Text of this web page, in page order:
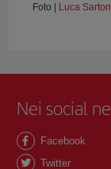
Foto | Luca
Nei social
Facebook
Twitter